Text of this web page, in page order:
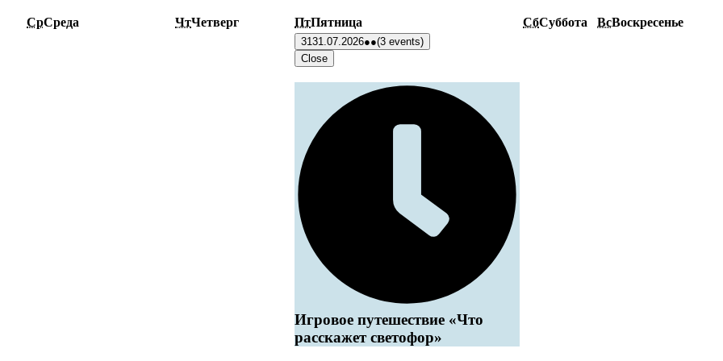
СрСреда ЧтЧетверг ПтПятница СбСуббота ВсВоскресенье
3131.07.2026●●(3 events)
Close
Игровое путешествие «Что
расскажет светофор»